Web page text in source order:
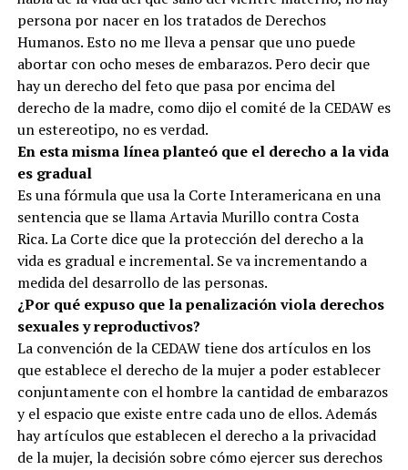
persona por nacer en los tratados de Derechos
Humanos. Esto no me lleva a pensar que uno puede
abortar con ocho meses de embarazos. Pero decir que
hay un derecho del feto que pasa por encima del
derecho de la madre, como dijo el comité de la CEDAW es
un estereotipo, no es verdad.
En esta misma línea planteó que el derecho a la vida
es gradual
Es una fórmula que usa la Corte Interamericana en una
sentencia que se llama Artavia Murillo contra Costa
Rica. La Corte dice que la protección del derecho a la
vida es gradual e incremental. Se va incrementando a
medida del desarrollo de las personas.
¿Por qué expuso que la penalización viola derechos
sexuales y reproductivos?
La convención de la CEDAW tiene dos artículos en los
que establece el derecho de la mujer a poder establecer
conjuntamente con el hombre la cantidad de embarazos
y el espacio que existe entre cada uno de ellos. Además
hay artículos que establecen el derecho a la privacidad
de la mujer, la decisión sobre cómo ejercer sus derechos